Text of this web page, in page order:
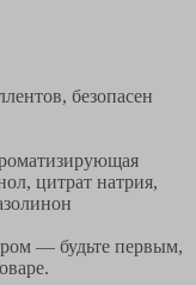
безопасен
цитрат натрия,
— будьте первым,